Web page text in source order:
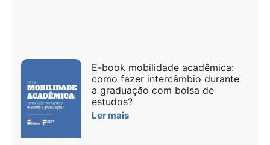
E-book mobilidade acadêmica:
como fazer intercâmbio durante
a graduação com bolsa de
estudos?
Ler mais